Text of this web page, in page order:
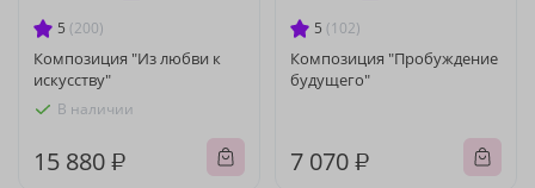
5 (200)
Композиция "Из любви к
искусству"
В наличии
15 880 ₽
5 (102)
Композиция "Пробуждение
будущего"
7 070 ₽